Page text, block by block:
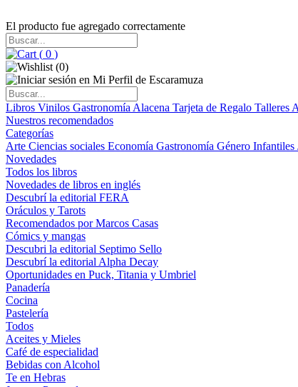
El producto fue agregado correctamente
( 0 )
(0)
Libros Vinilos Gastronomía Alacena Tarjeta de Regalo Talleres
Nuestros recomendados
Categorías
Arte Ciencias sociales Economía Gastronomía Género Infantiles
Novedades
Todos los libros
Novedades de libros en inglés
Descubrí la editorial FERA
Oráculos y Tarots
Recomendados por Marcos Casas
Cómics y mangas
Descubri la editorial Septimo Sello
Descubrí la editorial Alpha Decay
Oportunidades en Puck, Titania y Umbriel
Panadería
Cocina
Pastelería
Todos
Aceites y Mieles
Café de especialidad
Bebidas con Alcohol
Te en Hebras